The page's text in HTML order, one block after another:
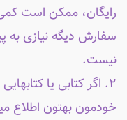
رایگان، ممکن است
سفارش دیگه نیازی
نیست.
۲. اگر کتابی یا
خودمون بهتون اطلاع